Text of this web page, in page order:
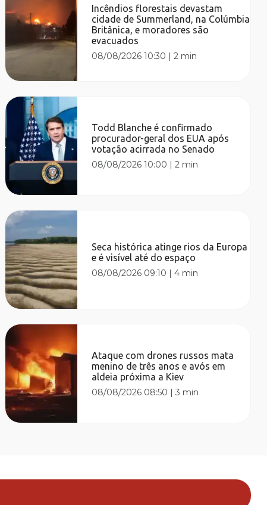
Incêndios florestais devastam
cidade de Summerland, na Colúmbia
Britânica, e moradores são
evacuados
08/08/2026 10:30 |2 min
Todd Blanche é confirmado
procurador-geral dos EUA após
votação acirrada no Senado
08/08/2026 10:00 |2 min
Seca histórica atinge rios da Europa
e é visível até do espaço
08/08/2026 09:10 |4 min
Ataque com drones russos mata
menino de três anos e avós em
aldeia próxima a Kiev
08/08/2026 08:50 |3 min